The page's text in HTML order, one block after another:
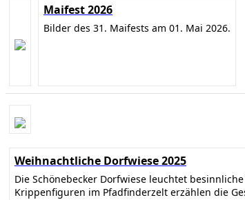
Maifest 2026
Bilder des 31. Maifests am 01. Mai 2026.
Weihnachtliche Dorfwiese 2025
Die Schönebecker Dorfwiese leuchtet
Krippenfiguren im Pfadfinderzelt erzählen die